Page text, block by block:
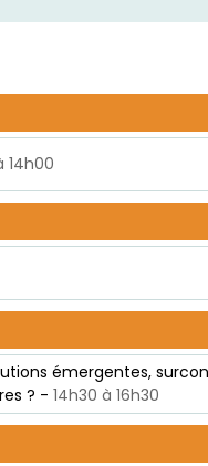
13h30 à 14h00
émergentes,
? -
14h30 à 16h30